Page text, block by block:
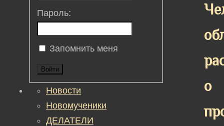
о
Пароль:
Запомнить меня
Войти
Новости
Новомученики
ДЕЛАТЕЛИ